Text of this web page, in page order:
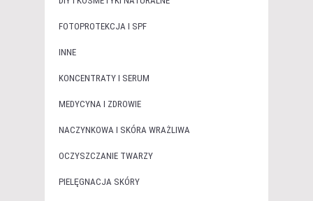
FOTOPROTEKCJA I SPF
INNE
KONCENTRATY I SERUM
MEDYCYNA I ZDROWIE
NACZYNKOWA I SKÓRA WRAŻLIWA
OCZYSZCZANIE TWARZY
PIELĘGNACJA SKÓRY